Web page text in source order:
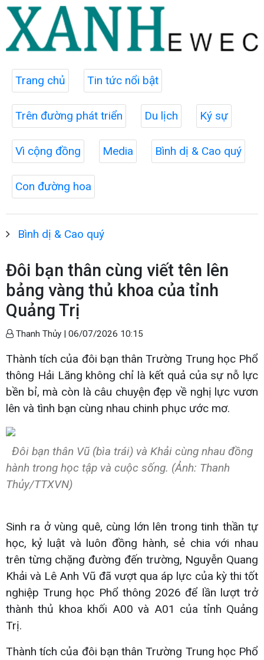
Trang chủ Tin tức nổi bật
Trên đường phát triển Du lịch Ký sự
Vì cộng đồng Media Bình dị & Cao quý
Con đường hoa
Bình dị & Cao quý
Đôi bạn thân cùng viết tên lên
bảng vàng thủ khoa của tỉnh
Quảng Trị
Thanh Thủy | 06/07/2026 10:15
Thành tích của đôi bạn thân Trường Trung học Phổ
thông Hải Lăng không chỉ là kết quả của sự nỗ lực
bền bỉ, mà còn là câu chuyện đẹp về nghị lực vươn
lên và tình bạn cùng nhau chinh phục ước mơ.
Đôi bạn thân Vũ (bìa trái) và Khải cùng nhau đồng
hành trong học tập và cuộc sống. (Ảnh: Thanh
Thủy/TTXVN)
Sinh ra ở vùng quê, cùng lớn lên trong tinh thần tự
học, kỷ luật và luôn đồng hành, sẻ chia với nhau
trên từng chặng đường đến trường, Nguyễn Quang
Khải và Lê Anh Vũ đã vượt qua áp lực của kỳ thi tốt
nghiệp Trung học Phổ thông 2026 để lần lượt trở
thành thủ khoa khối A00 và A01 của tỉnh Quảng
Trị.
Thành tích của đôi bạn thân Trường Trung học Phổ